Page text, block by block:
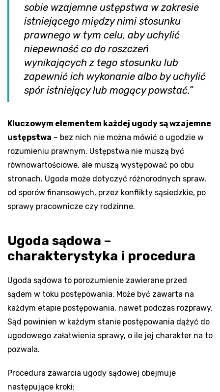
sobie wzajemne ustępstwa w zakresie
istniejącego między nimi stosunku
prawnego w tym celu, aby uchylić
niepewność co do roszczeń
wynikających z tego stosunku lub
zapewnić ich wykonanie albo by uchylić
spór istniejący lub mogący powstać.”
Kluczowym elementem każdej ugody są wzajemne
ustępstwa – bez nich nie można mówić o ugodzie w
rozumieniu prawnym. Ustępstwa nie muszą być
równowartościowe, ale muszą występować po obu
stronach. Ugoda może dotyczyć różnorodnych spraw,
od sporów finansowych, przez konflikty sąsiedzkie, po
sprawy pracownicze czy rodzinne.
Ugoda sądowa –
charakterystyka i procedura
Ugoda sądowa to porozumienie zawierane przed
sądem w toku postępowania. Może być zawarta na
każdym etapie postępowania, nawet podczas rozprawy.
Sąd powinien w każdym stanie postępowania dążyć do
ugodowego załatwienia sprawy, o ile jej charakter na to
pozwala.
Procedura zawarcia ugody sądowej obejmuje
następujące kroki: